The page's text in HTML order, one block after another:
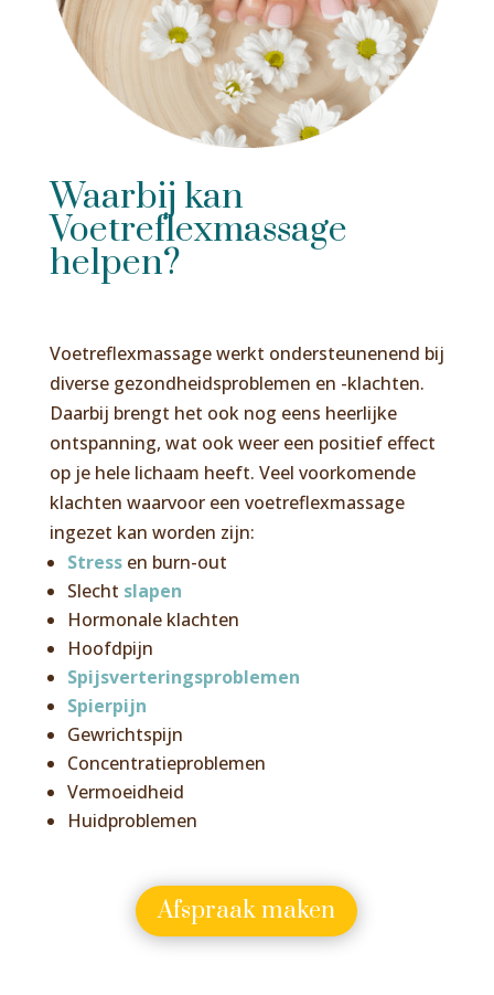
Waarbij kan
Voetreflexmassage
helpen?
Voetreflexmassage werkt ondersteunenend bij
diverse gezondheidsproblemen en -klachten.
Daarbij brengt het ook nog eens heerlijke
ontspanning, wat ook weer een positief effect
op je hele lichaam heeft. Veel voorkomende
klachten waarvoor een voetreflexmassage
ingezet kan worden zijn:
Stressen burn-out
Slecht slapen
Hormonale klachten
Hoofdpijn
Spijsverteringsproblemen
Spierpijn
Gewrichtspijn
Concentratieproblemen
Vermoeidheid
Huidproblemen
Afspraak maken